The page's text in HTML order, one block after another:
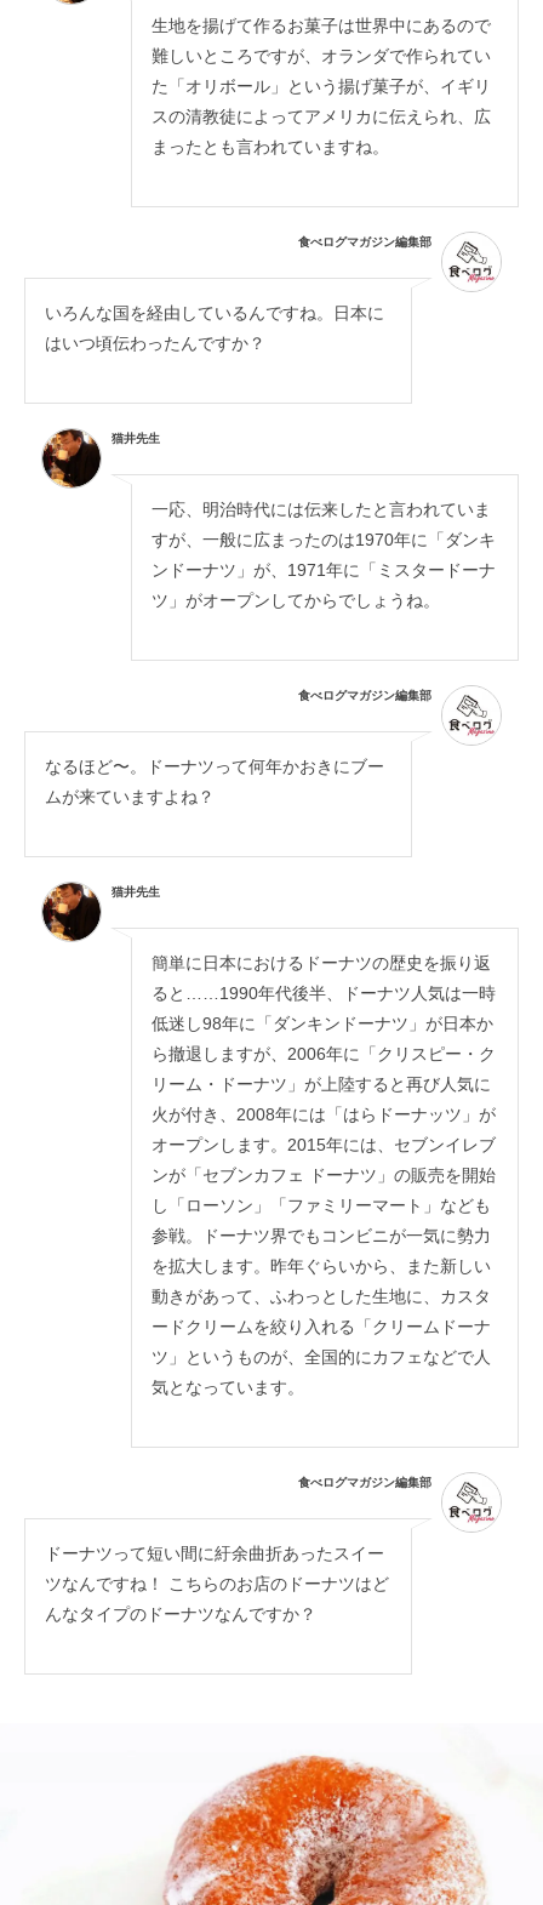
生地を揚げて作るお菓子は世界中にあるので
難しいところですが、オランダで作られてい
た「オリボール」という揚げ菓子が、イギリ
スの清教徒によってアメリカに伝えられ、広
まったとも言われていますね。
食べログマガジン編集部
いろんな国を経由しているんですね。日本に
はいつ頃伝わったんですか？
猫井先生
一応、明治時代には伝来したと言われていま
すが、一般に広まったのは1970年に「ダンキ
ンドーナツ」が、1971年に「ミスタードーナ
ツ」がオープンしてからでしょうね。
食べログマガジン編集部
なるほど〜。ドーナツって何年かおきにブー
ムが来ていますよね？
猫井先生
簡単に日本におけるドーナツの歴史を振り返
ると……1990年代後半、ドーナツ人気は一時
低迷し98年に「ダンキンドーナツ」が日本か
ら撤退しますが、2006年に「クリスピー・ク
リーム・ドーナツ」が上陸すると再び人気に
火が付き、2008年には「はらドーナッツ」が
オープンします。2015年には、セブンイレブ
ンが「セブンカフェ ドーナツ」の販売を開始
し「ローソン」「ファミリーマート」なども
参戦。ドーナツ界でもコンビニが一気に勢力
を拡大します。昨年ぐらいから、また新しい
動きがあって、ふわっとした生地に、カスタ
ードクリームを絞り入れる「クリームドーナ
ツ」というものが、全国的にカフェなどで人
気となっています。
食べログマガジン編集部
ドーナツって短い間に紆余曲折あったスイー
ツなんですね！ こちらのお店のドーナツはど
んなタイプのドーナツなんですか？